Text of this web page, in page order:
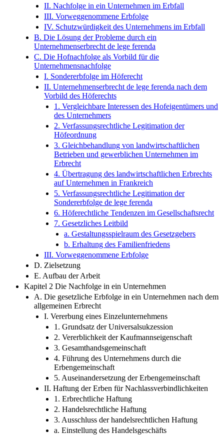
II. Nachfolge in ein Unternehmen im Erbfall
III. Vorweggenommene Erbfolge
IV. Schutzwürdigkeit des Unternehmens im Erbfall
B. Die Lösung der Probleme durch ein
Unternehmenserbrecht de lege ferenda
C. Die Hofnachfolge als Vorbild für die
Unternehmensnachfolge
I. Sondererbfolge im Höferecht
II. Unternehmenserbrecht de lege ferenda nach dem
Vorbild des Höferechts
1. Vergleichbare Interessen des Hofeigentümers und
des Unternehmers
2. Verfassungsrechtliche Legitimation der
Höfeordnung
3. Gleichbehandlung von landwirtschaftlichen
Betrieben und gewerblichen Unternehmen im
Erbrecht
4. Übertragung des landwirtschaftlichen Erbrechts
auf Unternehmen in Frankreich
5. Verfassungsrechtliche Legitimation der
Sondererbfolge de lege ferenda
6. Höferechtliche Tendenzen im Gesellschaftsrecht
7. Gesetzliches Leitbild
a. Gestaltungsspielraum des Gesetzgebers
b. Erhaltung des Familienfriedens
III. Vorweggenommene Erbfolge
D. Zielsetzung
E. Aufbau der Arbeit
Kapitel 2 Die Nachfolge in ein Unternehmen
A. Die gesetzliche Erbfolge in ein Unternehmen nach dem
allgemeinen Erbrecht
I. Vererbung eines Einzelunternehmens
1. Grundsatz der Universalsukzession
2. Vererblichkeit der Kaufmannseigenschaft
3. Gesamthandsgemeinschaft
4. Führung des Unternehmens durch die
Erbengemeinschaft
5. Auseinandersetzung der Erbengemeinschaft
II. Haftung der Erben für Nachlassverbindlichkeiten
1. Erbrechtliche Haftung
2. Handelsrechtliche Haftung
3. Ausschluss der handelsrechtlichen Haftung
a. Einstellung des Handelsgeschäfts